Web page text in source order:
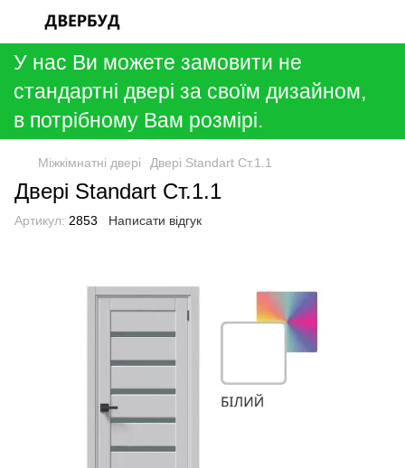
У нас Ви можете замовити не
стандартні двері за своїм дизайном,
в потрібному Вам розмірі.
Міжкімнатні двері Двері Standart Ст.1.1
Двері Standart Ст.1.1
Артикул: 2853 Написати відгук